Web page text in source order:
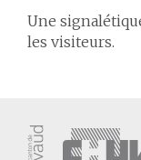
Une
les visiteurs.